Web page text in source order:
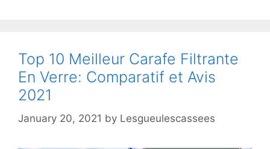
Top 10 Meilleur Carafe Filtrante
En Verre: Comparatif et Avis
2021
January 20, 2021 by Lesgueulescassees